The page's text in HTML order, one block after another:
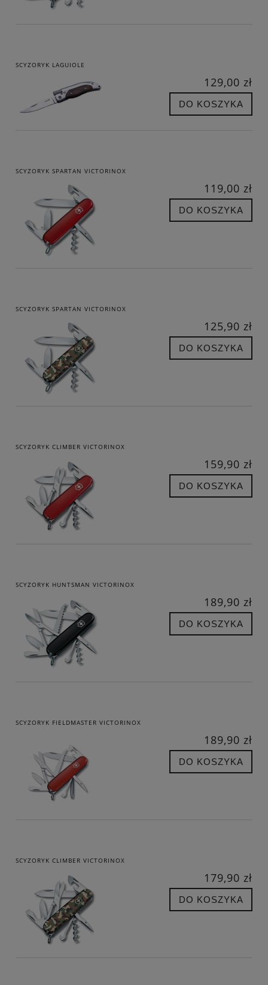
SCYZORYK LAGUIOLE
129,00 zł
DO KOSZYKA
SCYZORYK SPARTAN VICTORINOX
119,00 zł
DO KOSZYKA
SCYZORYK SPARTAN VICTORINOX
125,90 zł
DO KOSZYKA
SCYZORYK CLIMBER VICTORINOX
159,90 zł
DO KOSZYKA
SCYZORYK HUNTSMAN VICTORINOX
189,90 zł
DO KOSZYKA
SCYZORYK FIELDMASTER VICTORINOX
189,90 zł
DO KOSZYKA
SCYZORYK CLIMBER VICTORINOX
179,90 zł
DO KOSZYKA